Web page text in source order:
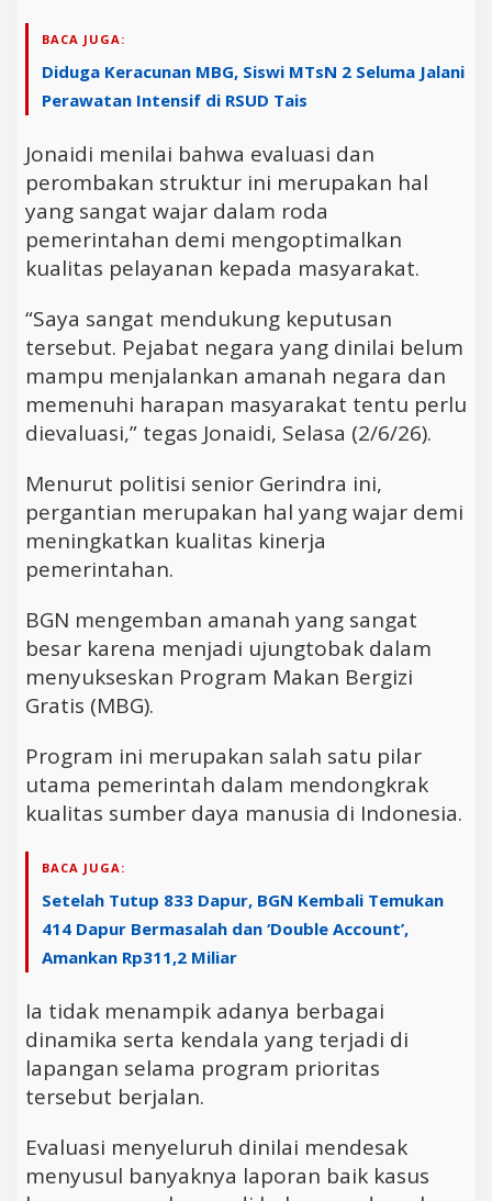
BACA JUGA:
Diduga Keracunan MBG, Siswi MTsN 2 Seluma Jalani
Perawatan Intensif di RSUD Tais
Jonaidi menilai bahwa evaluasi dan
perombakan struktur ini merupakan hal
yang sangat wajar dalam roda
pemerintahan demi mengoptimalkan
kualitas pelayanan kepada masyarakat.
“Saya sangat mendukung keputusan
tersebut. Pejabat negara yang dinilai belum
mampu menjalankan amanah negara dan
memenuhi harapan masyarakat tentu perlu
dievaluasi,” tegas Jonaidi, Selasa (2/6/26).
Menurut politisi senior Gerindra ini,
pergantian merupakan hal yang wajar demi
meningkatkan kualitas kinerja
pemerintahan.
BGN mengemban amanah yang sangat
besar karena menjadi ujungtobak dalam
menyukseskan Program Makan Bergizi
Gratis (MBG).
Program ini merupakan salah satu pilar
utama pemerintah dalam mendongkrak
kualitas sumber daya manusia di Indonesia.
BACA JUGA:
Setelah Tutup 833 Dapur, BGN Kembali Temukan
414 Dapur Bermasalah dan ‘Double Account’,
Amankan Rp311,2 Miliar
Ia tidak menampik adanya berbagai
dinamika serta kendala yang terjadi di
lapangan selama program prioritas
tersebut berjalan.
Evaluasi menyeluruh dinilai mendesak
menyusul banyaknya laporan baik kasus